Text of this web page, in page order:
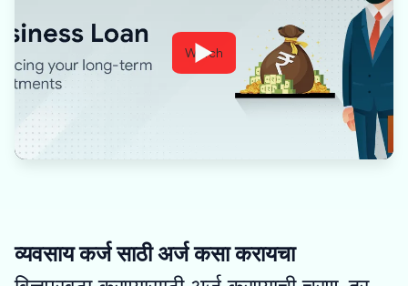
Watch
व्यवसाय कर्ज साठी अर्ज कसा करायचा